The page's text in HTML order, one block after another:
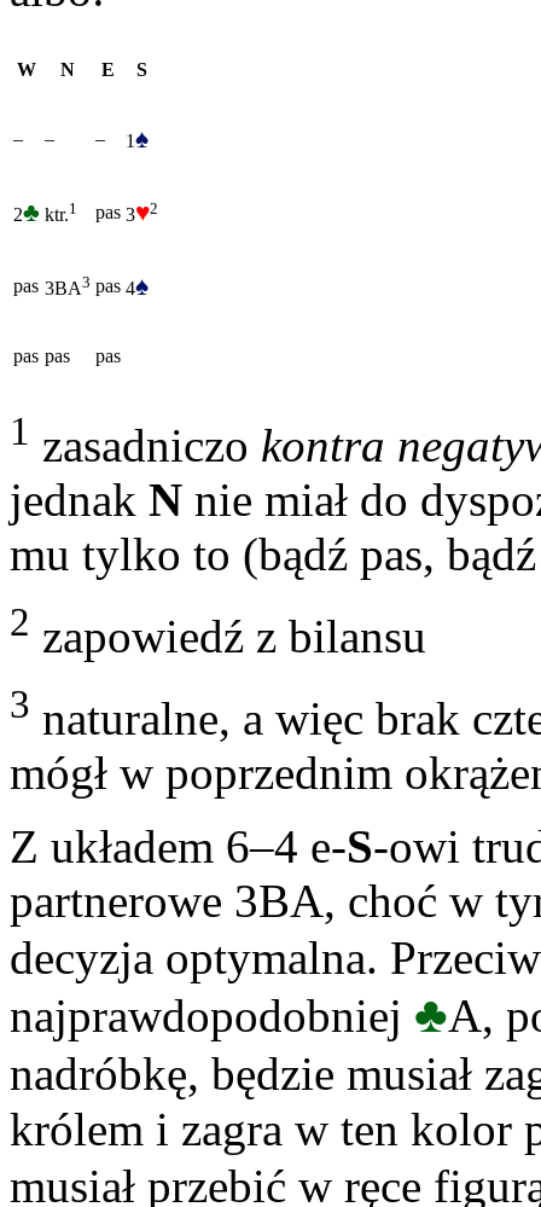
W N E S
– – – 1♠
2♣ ktr.1 pas 3♥2
pas 3BA3 pas 4♠
pas pas pas
1 zasadniczo kontra
jednak N nie miał do
mu tylko to (bądź pas,
2 zapowiedź z bilansu
3 naturalne, a więc brak
mógł w poprzednim
Z układem 6–4 e-S-owi
partnerowe 3BA, choć w
decyzja optymalna.
najprawdopodobniej ♣A,
nadróbkę, będzie musiał
królem i zagra w ten kolor
musiał przebić w ręce